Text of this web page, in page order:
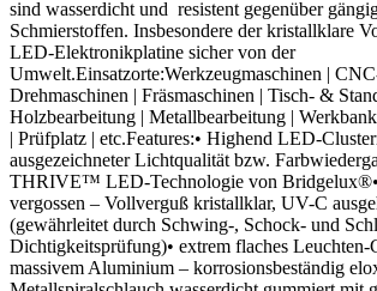
sind wasserdicht und resistent gegenüber
Schmierstoffen. Insbesondere der kristallklare
LED-Elektronikplatine sicher von der
Umwelt.Einsatzorte:Werkzeugmaschinen |
Drehmaschinen | Fräsmaschinen | Tisch- &
Holzbearbeitung | Metallbearbeitung |
| Prüfplatz | etc.Features:• Highend LED-
ausgezeichneter Lichtqualität bzw.
THRIVE™ LED-Technologie von Bridgelux®•
vergossen – Vollverguß kristallklar, UV-C
(gewährleitet durch Schwing-, Schock- und
Dichtigkeitsprüfung)• extrem flaches Leuchten-
massivem Aluminium – korrosionsbeständig